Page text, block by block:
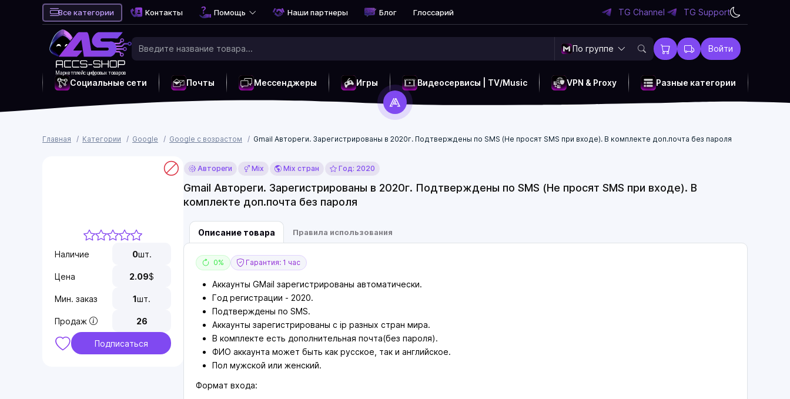
Все категории Контакты Помощь Наши партнеры Блог Глоссарий TG Channel TG Support
Маркетплейс цифровых товаров
По группе Войти
Социальные сети Почты Мессенджеры Игры Видеосервисы | TV/Music VPN & Proxy Разные категории
Главная Категории Google Google с возрастом Gmail Автореги. Зарегистрированы в 2020г. Подтверждены по SMS (Не просят SMS при входе). В комплекте доп.почта без пароля
Наличие 0шт.
Цена 2.09$
Мин. заказ 1шт.
Продаж 26
Подписаться
Автореги Mix Mix стран Год: 2020
Gmail Автореги. Зарегистрированы в 2020г. Подтверждены по SMS (Не просят SMS при входе). В
комплекте доп.почта без пароля
Описание товара Правила использования
0% Гарантия: 1 час
Аккаунты GMail зарегистрированы автоматически.
Год регистрации - 2020.
Подтверждены по SMS.
Аккаунты зарегистрированы с ip разных стран мира.
В комплекте есть дополнительная почта(без пароля).
ФИО аккаунта может быть как русское, так и английское.
Пол мужской или женский.
Формат входа: